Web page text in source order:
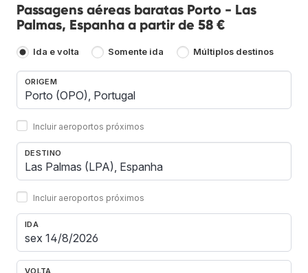
Passagens aéreas baratas Porto - Las
Palmas, Espanha a partir de 58 €
Ida e volta Somente ida Múltiplos destinos
ORIGEM
Incluir aeroportos próximos
DESTINO
Incluir aeroportos próximos
IDA
VOLTA